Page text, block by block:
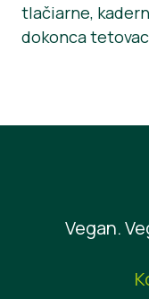
tlačiarne,
dokonca
Vegan.